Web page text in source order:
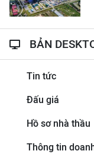
BẢN
Tin tức
Đấu giá
Hồ sơ nhà thầu
Thông tin